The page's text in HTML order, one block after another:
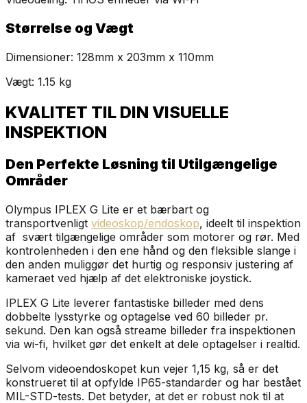
Størrelse og Vægt
Dimensioner: 128mm x 203mm x 110mm
Vægt: 1.15 kg
KVALITET TIL DIN VISUELLE
INSPEKTION
Den Perfekte Løsning til Utilgængelige
Områder
Olympus IPLEX G Lite er et bærbart og
transportvenligt videoskop/endoskop, ideelt til inspektion
af svært tilgængelige områder som motorer og rør. Med
kontrolenheden i den ene hånd og den fleksible slange i
den anden muliggør det hurtig og responsiv justering af
kameraet ved hjælp af det elektroniske joystick.
IPLEX G Lite leverer fantastiske billeder med dens
dobbelte lysstyrke og optagelse ved 60 billeder pr.
sekund. Den kan også streame billeder fra inspektionen
via wi-fi, hvilket gør det enkelt at dele optagelser i realtid.
Selvom videoendoskopet kun vejer 1,15 kg, så er det
konstrueret til at opfylde IP65-standarder og har bestået
MIL-STD-tests. Det betyder, at det er robust nok til at